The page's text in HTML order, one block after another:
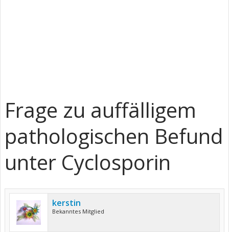
Frage zu auffälligem
pathologischen Befund
unter Cyclosporin
kerstin
Bekanntes Mitglied